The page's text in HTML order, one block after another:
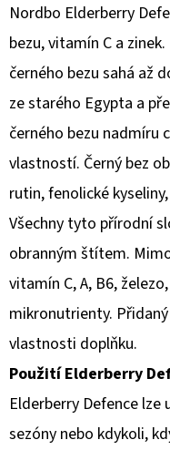
Nordbo Elderberry
bezu, vitamín C a
černého bezu sahá až
ze starého Egypta a
černého bezu nadmíru
vlastností. Černý bez
rutin, fenolické
Všechny tyto přírodní
obranným štítem.
vitamín C, A, B6,
mikronutrienty.
vlastnosti doplňku.
Použití Elderberry
Elderberry Defence lze
sezóny nebo kdykoli,